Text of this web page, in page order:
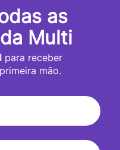
as
Multi
para receber
mão.